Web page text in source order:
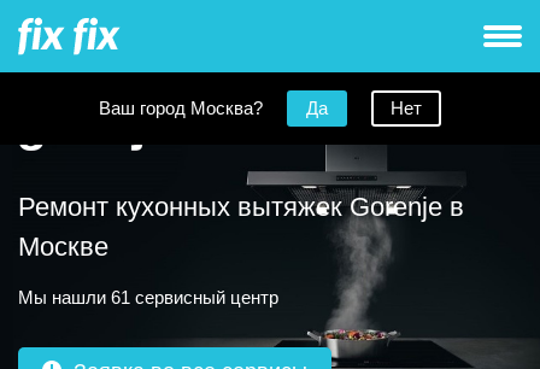
Ваш город Москва? Да Нет
Ремонт кухонных вытяжек Gorenje в
Москве
Мы нашли 61 сервисный центр